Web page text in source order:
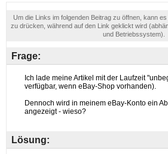
Um die Links im folgenden Beitrag zu öffnen, kann
zu drücken, während auf den Link geklickt wird
und Betriebssystem).
Frage:
Lösung: